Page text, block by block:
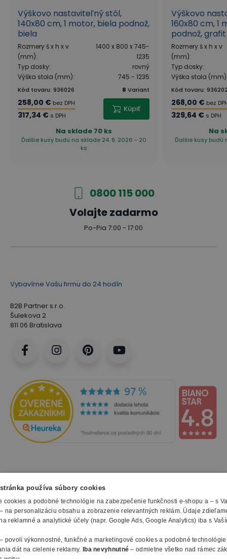
Výškovo nastaviteľný stôl,
140x80 cm, 1 motor, biela podnož,
biela
Rozmery š x h x v
(mm):
1400 x 800 x 745-
1235
Typ dosky:
rovný
Výška stola (mm): 745 - 1235
Kód tovaru: 936026 8 Variant
258,00 € bez DPH
317,34 € s DPH
Kúpiť
Na sklade 70 ks
Ďalšie kusy budú na sklade 24. 8. 2026 - 20
ks
Výškovo
160x80 cm, 1
podnož, grafit
Rozmery š x h x v
(mm):
Typ dosky:
Výška stola (mm)
Kód tovaru:
268,00 € bez
329,64 € s DPH
Na
Ďalšie kusy budú
0800 115 000
Volajte zadarmo
Po-Pia 7:00 - 17:00
Vybavíme Vašu firmu do 24 hodín
B2B Partner s.r.o.
Šulekova 2
811 06 Bratislava
NAKUPOVANIE
Všetko o nákupe
Obchodné podmienky
Spôsoby platby
Záruky, servis a reklamácie
SLUŽBY
Reklamačný formulár
O FIRME
používa súbory cookies
cookies a podobné technológie na zabezpečenie funkčnosti e-shopu a – s
na personalizáciu obsahu a zobrazenie relevantných reklám. Údaje
reklamné a analytické účely (napr. Google Ads, Google Analytics) iba s
povolí výkonnostné, funkčné a marketingové cookies a podobné
dát na cielenie reklamy.
Iba nevyhnutné – odmietne všetko nad rámec